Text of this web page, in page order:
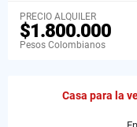
PRECIO ALQUILER
$1.800.000
Pesos Colombianos
Casa para la